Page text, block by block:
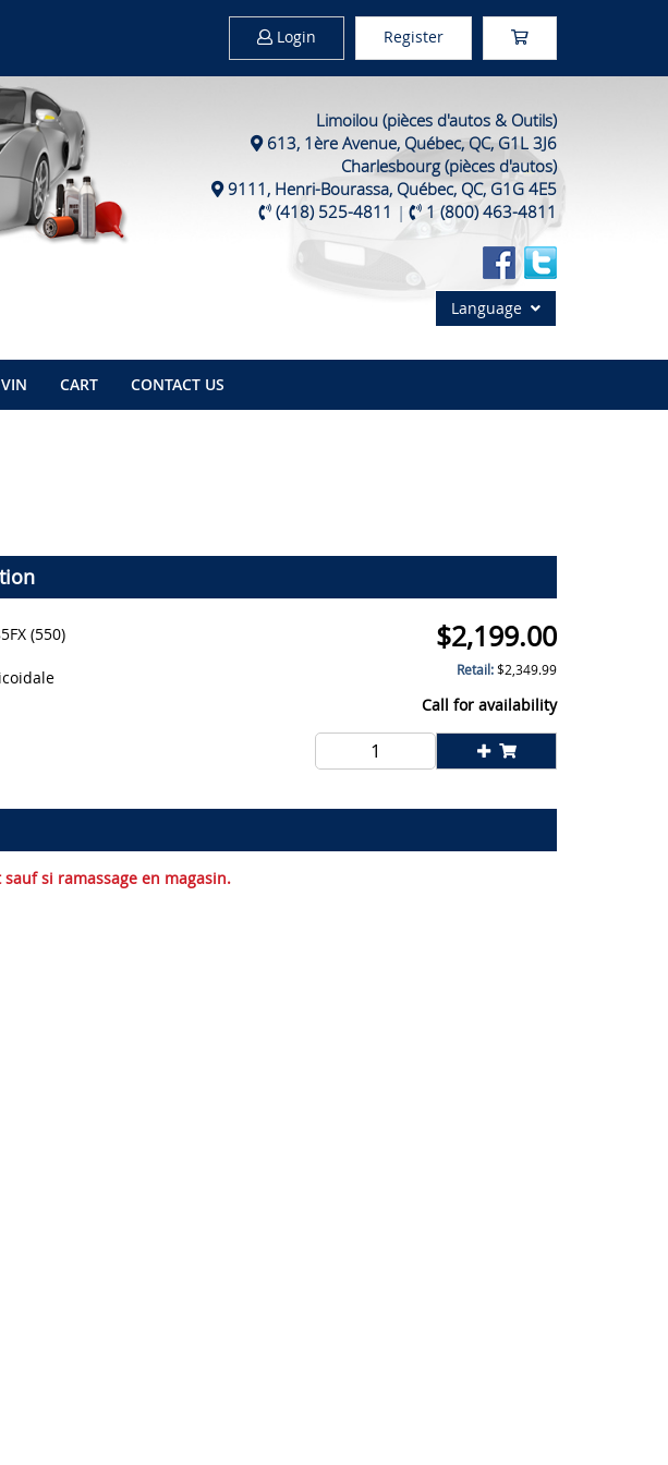
Login Register
Limoilou (pièces d'autos & Outils)
613, 1ère Avenue, Québec, QC, G1L 3J6
Charlesbourg (pièces d'autos)
9111, Henri-Bourassa, Québec, QC, G1G 4E5
(418) 525-4811 | 1 (800) 463-4811
Language
CART CONTACT US
(550) $2,199.00
Retail:$2,349.99
Call for availability
si ramassage en magasin.